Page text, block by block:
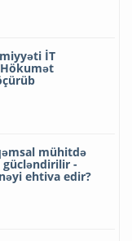
İT
mühitdə
-
ehtiva edir?